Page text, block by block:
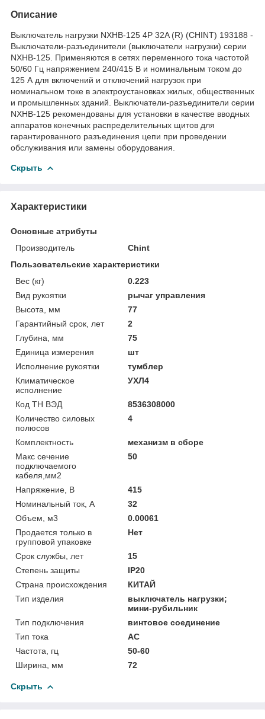
Описание
Выключатель нагрузки NXHB-125 4P 32A (R) (CHINT) 193188 -
Выключатели-разъединители (выключатели нагрузки) серии
NXHB-125. Применяются в сетях переменного тока частотой
50/60 Гц напряжением 240/415 В и номинальным током до
125 А для включений и отключений нагрузок при
номинальном токе в электроустановках жилых, общественных
и промышленных зданий. Выключатели-разъединители серии
NXHB-125 рекомендованы для установки в качестве вводных
аппаратов конечных распределительных щитов для
гарантированного разъединения цепи при проведении
обслуживания или замены оборудования.
Скрыть
Характеристики
Основные атрибуты
Производитель
Chint
Пользовательские характеристики
Вес (кг)
0.223
Вид рукоятки
рычаг управления
Высота, мм
77
Гарантийный срок, лет
2
Глубина, мм
75
Единица измерения
шт
Исполнение рукоятки
тумблер
Климатическое
исполнение
УХЛ4
Код ТН ВЭД
8536308000
Количество силовых
полюсов
4
Комплектность
механизм в сборе
Макс сечение
подключаемого
кабеля,мм2
50
Напряжение, В
415
Номинальный ток, А
32
Объем, м3
0.00061
Продается только в
групповой упаковке
Нет
Срок службы, лет
15
Степень защиты
IP20
Страна происхождения
КИТАЙ
Тип изделия
выключатель нагрузки;
мини-рубильник
Тип подключения
винтовое соединение
Тип тока
АС
Частота, гц
50-60
Ширина, мм
72
Скрыть